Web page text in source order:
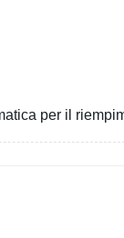
per il